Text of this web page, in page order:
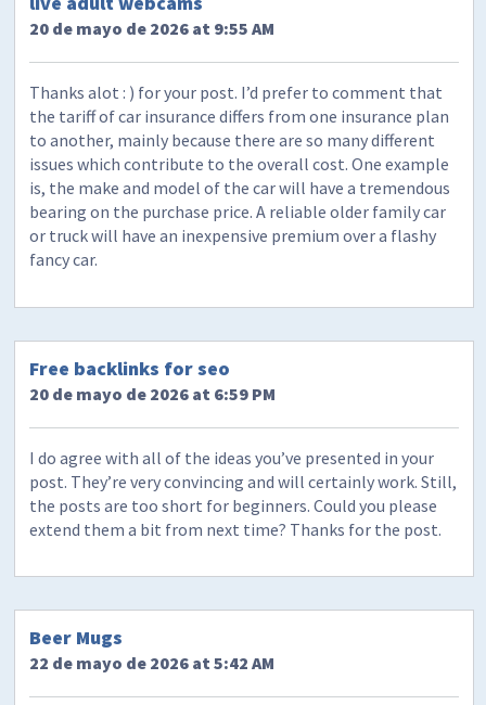
20 de mayo de 2026 at 9:55 AM
Thanks alot : ) for your post. I’d prefer to comment that
the tariff of car insurance differs from one insurance plan
to another, mainly because there are so many different
issues which contribute to the overall cost. One example
is, the make and model of the car will have a tremendous
bearing on the purchase price. A reliable older family car
or truck will have an inexpensive premium over a flashy
fancy car.
Free backlinks for seo
20 de mayo de 2026 at 6:59 PM
I do agree with all of the ideas you’ve presented in your
post. They’re very convincing and will certainly work. Still,
the posts are too short for beginners. Could you please
extend them a bit from next time? Thanks for the post.
Beer Mugs
22 de mayo de 2026 at 5:42 AM